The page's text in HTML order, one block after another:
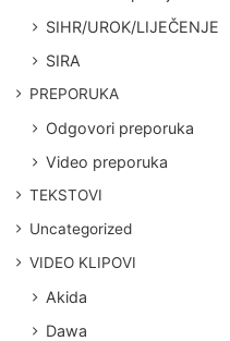
SIHR/UROK/LIJEČENJE
SIRA
PREPORUKA
Odgovori preporuka
Video preporuka
TEKSTOVI
Uncategorized
VIDEO KLIPOVI
Akida
Dawa